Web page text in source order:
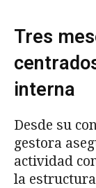
Tres
interna
Desde su
gestora
actividad
la